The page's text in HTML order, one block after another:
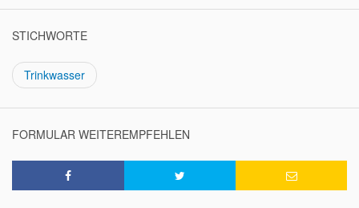
STICHWORTE
Trinkwasser
FORMULAR WEITEREMPFEHLEN